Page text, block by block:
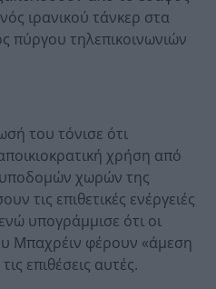
ιρανικού τάνκερ στα
πύργου τηλεπικοινωνιών
του τόνισε ότι
χρήση από
χωρών της
τις επιθετικές ενέργειές
υπογράμμισε ότι οι
Μπαχρέιν φέρουν «άμεση
επιθέσεις αυτές.